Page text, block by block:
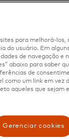
lead for
in
the
the
strategy,
in History from
para melhorá-los,
do usuário. Em
de navegação e
abaixo para saber
de
como um link em vez
aqueles que sejam
Gerenciar cookies